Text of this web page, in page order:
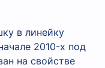
в линейку
2010-х под
на свойстве